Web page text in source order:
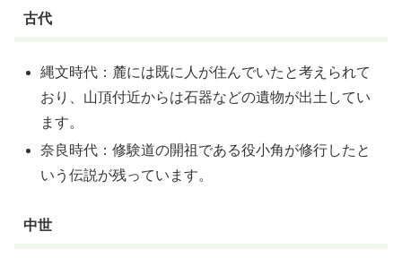
古代
縄文時代：麓には既に人が住んでいたと考えられて
おり、山頂付近からは石器などの遺物が出土してい
ます。
奈良時代：修験道の開祖である役小角が修行したと
いう伝説が残っています。
中世